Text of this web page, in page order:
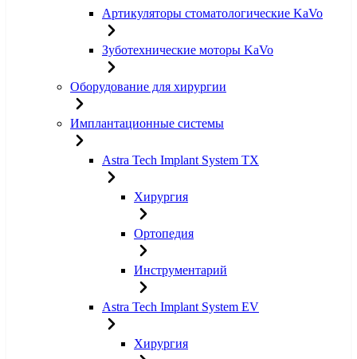
Артикуляторы стоматологические KaVo
Зуботехнические моторы KaVo
Оборудование для хирургии
Имплантационные системы
Astra Tech Implant System TX
Хирургия
Ортопедия
Инструментарий
Astra Tech Implant System EV
Хирургия